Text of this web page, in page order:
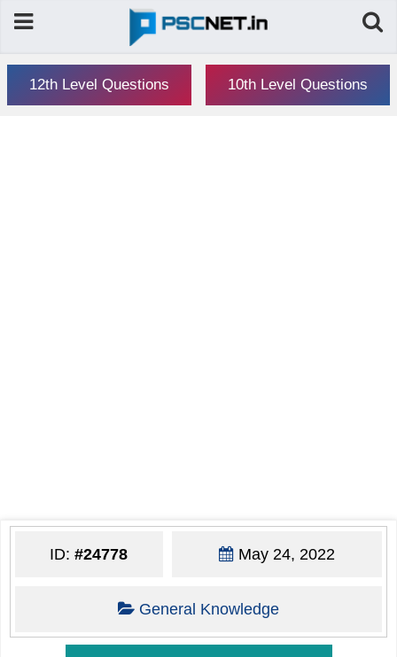
12th Level Questions 10th Level Questions
ID:#24778 May 24, 2022
General Knowledge